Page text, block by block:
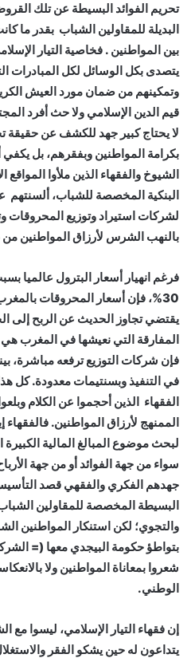
تحريم الفوائد البسيطة عن تلك
البديلة للمقاولين الشباب بقدر ما
بين المواطنين . فخاصية التيار
يتصدى بكل الوسائل لكل المبادرات
وتمكينهم من ضمان مورد العيش
قيم الدين الإسلامي ولا حث أفرد
لا يحتاج كبير جهد للكشف عن حقيقة
بكرامة المواطنين وبفقرهم، بل يكفي
الشيوخ والفقهاء الذين ملأوا
البنكية المخصصة للشباب، ألسنتهم عن
لشركات استيراد وتوزيع المحروقات
بالنهب الشرس لأرزاق المواطنين
فرغم انهيار أسعار البترول عالميا
30%، فإن أسعار المحروقات
يقتضي تجاوز الحديث عن الربح إلى
المفارقة التي نعيشها في المغرب هي
فإن شركات التوزيع ترفعه مباشرة،
في التنفيذ وبسنتيمات معدودة. كل
الفقهاء الذين أحجموا عن الكلام
الممنهج لأرزاق المواطنين. فالفقهاء
لبحث موضوع المبالغ المالية الكبيرة
سواء من جهة الفوائد أو من جهة
جهدهم الفكري والفقهي قصد
البسيطة المخصصة للمقاولين الشباب
والتجوي؛ لكن استنكار المواطنين
بتواطؤ حكومة البيجدي معها (=
شعروا بمعاناة المواطنين ولا
الوطني.
إن فقهاء التيار الإسلامي، ليسوا مع
يتداعون له حين يشكو الفقر